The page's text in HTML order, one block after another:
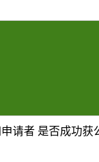
请者 是否成功获